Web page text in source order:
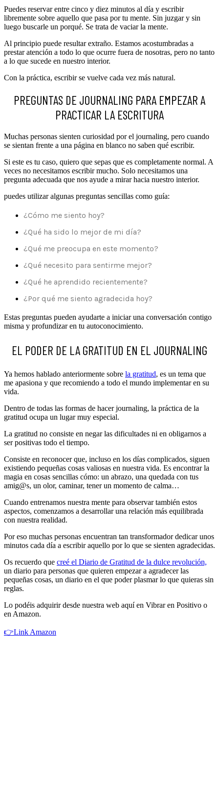
Puedes reservar entre cinco y diez minutos al día y escribir
libremente sobre aquello que pasa por tu mente. Sin juzgar y sin
luego buscarle un porqué. Se trata de vaciar la mente.
Al principio puede resultar extraño. Estamos acostumbradas a
prestar atención a todo lo que ocurre fuera de nosotras, pero no tanto
a lo que sucede en nuestro interior.
Con la práctica, escribir se vuelve cada vez más natural.
PREGUNTAS DE JOURNALING PARA EMPEZAR A
PRACTICAR LA ESCRITURA
Muchas personas sienten curiosidad por el journaling, pero cuando
se sientan frente a una página en blanco no saben qué escribir.
Si este es tu caso, quiero que sepas que es completamente normal. A
veces no necesitamos escribir mucho. Solo necesitamos una
pregunta adecuada que nos ayude a mirar hacia nuestro interior.
puedes utilizar algunas preguntas sencillas como guía:
¿Cómo me siento hoy?
¿Qué ha sido lo mejor de mi día?
¿Qué me preocupa en este momento?
¿Qué necesito para sentirme mejor?
¿Qué he aprendido recientemente?
¿Por qué me siento agradecida hoy?
Estas preguntas pueden ayudarte a iniciar una conversación contigo
misma y profundizar en tu autoconocimiento.
EL PODER DE LA GRATITUD EN EL JOURNALING
Ya hemos hablado anteriormente sobre la gratitud, es un tema que
me apasiona y que recomiendo a todo el mundo implementar en su
vida.
Dentro de todas las formas de hacer journaling, la práctica de la
gratitud ocupa un lugar muy especial.
La gratitud no consiste en negar las dificultades ni en obligarnos a
ser positivas todo el tiempo.
Consiste en reconocer que, incluso en los días complicados, siguen
existiendo pequeñas cosas valiosas en nuestra vida. Es encontrar la
magia en cosas sencillas cómo: un abrazo, una quedada con tus
amig@s, un olor, caminar, tener un momento de calma…
Cuando entrenamos nuestra mente para observar también estos
aspectos, comenzamos a desarrollar una relación más equilibrada
con nuestra realidad.
Por eso muchas personas encuentran tan transformador dedicar unos
minutos cada día a escribir aquello por lo que se sienten agradecidas.
Os recuerdo que creé el Diario de Gratitud de la dulce revolución,
un diario para personas que quieren empezar a agradecer las
pequeñas cosas, un diario en el que poder plasmar lo que quieras sin
reglas.
Lo podéis adquirir desde nuestra web aquí en Vibrar en Positivo o
en Amazon.
👉Link Amazon